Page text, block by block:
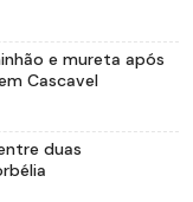
e mureta após
Cascavel
duas